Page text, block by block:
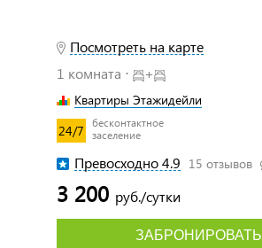
Посмотреть на карте
1 комната ⋅
+
Квартиры Этажидейли
24/7
бесконтактное
заселение
Превосходно 4.9 15 отзывов
3 200 руб./сутки
ЗАБРОНИРОВАТЬ